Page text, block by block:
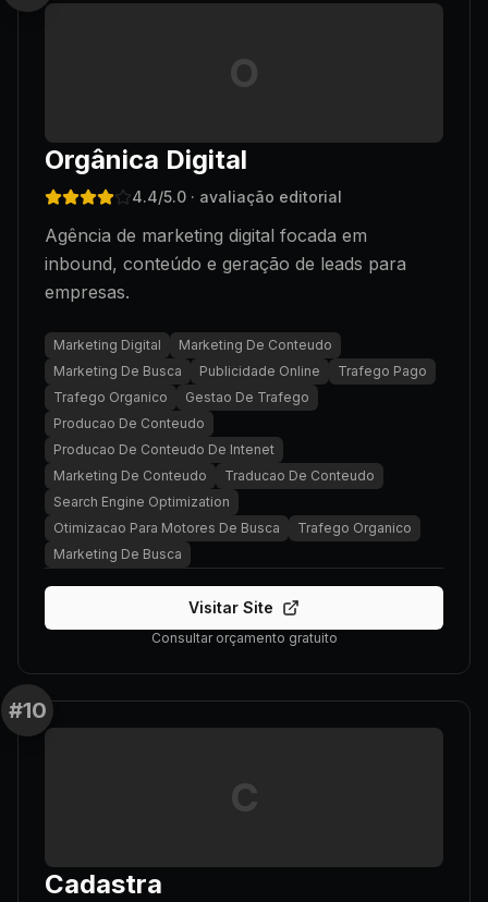
O
Orgânica Digital
4.4/5.0 · avaliação editorial
Agência de marketing digital focada em
inbound, conteúdo e geração de leads para
empresas.
Marketing Digital
Marketing De Conteudo
Marketing De Busca
Publicidade Online
Trafego Pago
Trafego Organico
Gestao De Trafego
Producao De Conteudo
Producao De Conteudo De Intenet
Marketing De Conteudo
Traducao De Conteudo
Search Engine Optimization
Otimizacao Para Motores De Busca
Trafego Organico
Marketing De Busca
Visitar Site
Consultar orçamento gratuito
#10
C
Cadastra